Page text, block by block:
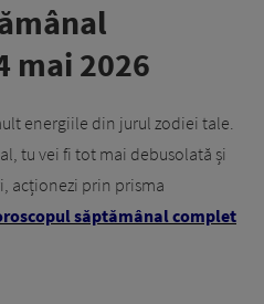
mai 2026
energiile din jurul zodiei tale.
tu vei fi tot mai debusolată și
acționezi prin prisma
săptămânal complet